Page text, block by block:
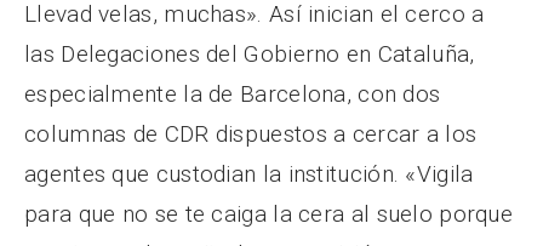
Llevad velas, muchas». Así inician el cerco a
las Delegaciones del Gobierno en Cataluña,
especialmente la de Barcelona, con dos
columnas de CDR dispuestos a cercar a los
agentes que custodian la institución. «Vigila
para que no se te caiga la cera al suelo porque